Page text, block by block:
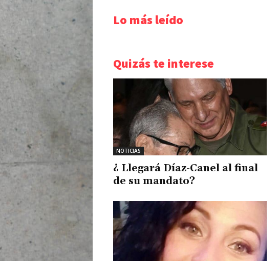
Lo más leído
Quizás te interese
NOTICIAS
¿ Llegará Díaz-Canel al final
de su mandato?